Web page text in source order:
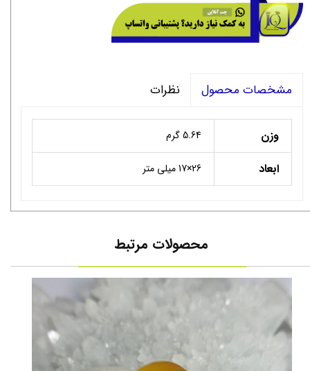
مشخصات محصول نظرات
وزن 5.64 گرم
ابعاد 26×17 میلی متر
محصولات مرتبط